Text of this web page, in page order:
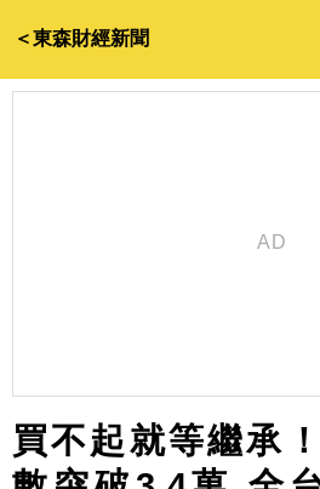
＜東森財經新聞
買不起就等繼承